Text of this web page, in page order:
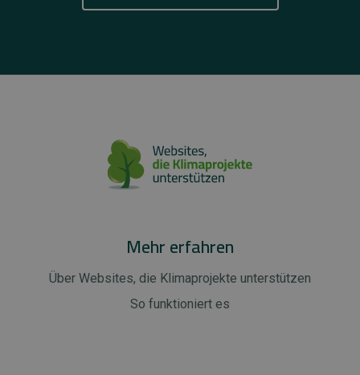
Mehr erfahren
Über Websites, die Klimaprojekte unterstützen
So funktioniert es